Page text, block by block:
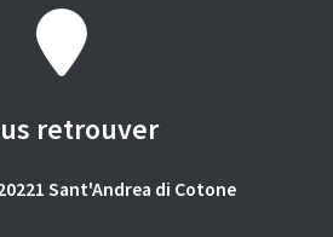
retrouver
Sant'Andrea di Cotone